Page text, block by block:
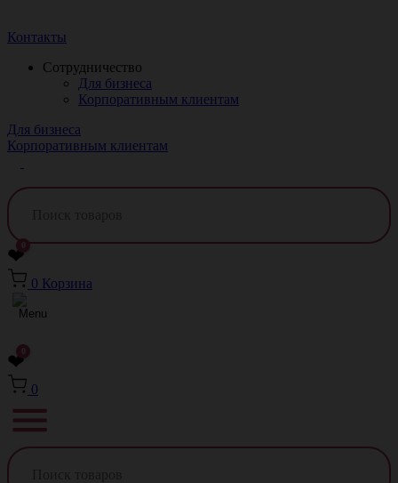
Контакты
Сотрудничество
Для бизнеса
Корпоративным клиентам
Для бизнеса
Корпоративным клиентам
❤0
0 Корзина
❤0
0